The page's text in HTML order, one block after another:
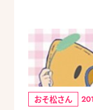
おそ松さん